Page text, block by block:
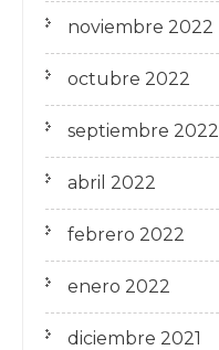
noviembre 2022
octubre 2022
septiembre 2022
abril 2022
febrero 2022
enero 2022
diciembre 2021